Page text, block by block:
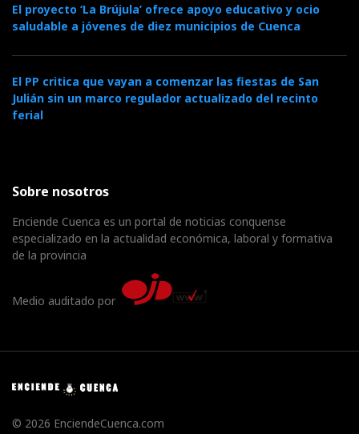
El proyecto ‘La Brújula’ ofrece apoyo educativo y ocio
saludable a jóvenes de diez municipios de Cuenca
El PP critica que vayan a comenzar las fiestas de San
Julián sin un marco regulador actualizado del recinto
ferial
Sobre nosotros
Enciende Cuenca es un portal de noticias conquense
especializado en la actualidad económica, laboral y formativa
de la provincia
Medio auditado por
© 2026 EnciendeCuenca.com